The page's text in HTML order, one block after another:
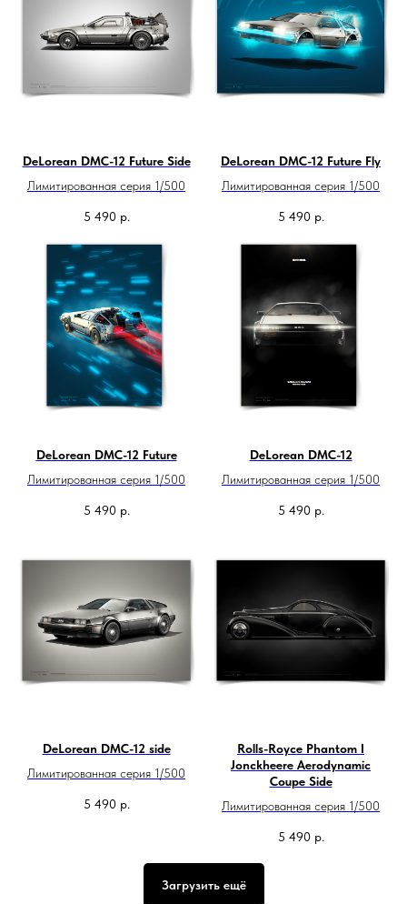
DeLorean DMC-12 Future Side
Лимитированная серия 1/500
5 490 р.
DeLorean DMC-12 Future Fly
Лимитированная серия 1/500
5 490 р.
DeLorean DMC-12 Future
Лимитированная серия 1/500
5 490 р.
DeLorean DMC-12
Лимитированная серия 1/500
5 490 р.
DeLorean DMC-12 side
Лимитированная серия 1/500
5 490 р.
Rolls-Royce Phantom I
Jonckheere Aerodynamic
Coupe Side
Лимитированная серия 1/500
5 490 р.
Загрузить ещё